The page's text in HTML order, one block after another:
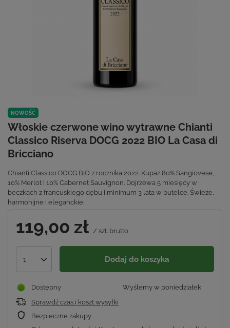
NOWOŚĆ
Włoskie czerwone wino wytrawne Chianti
Classico Riserva DOCG 2022 BIO La Casa di
Bricciano
Chianti Classico DOCG BIO z rocznika 2022. Kupaż 80% Sangiovese,
10% Merlot i 10% Cabernet Sauvignon. Dojrzewa 5 miesięcy w
beczkach z francuskiego dębu i minimum 3 lata w butelce. Świeże,
harmonijne i eleganckie.
119,00 zł / szt. brutto
1 Dodaj do koszyka
Wyślemy w poniedziałek
Dostępny
Sprawdź czas i koszt wysyłki
Bezpieczne zakupy